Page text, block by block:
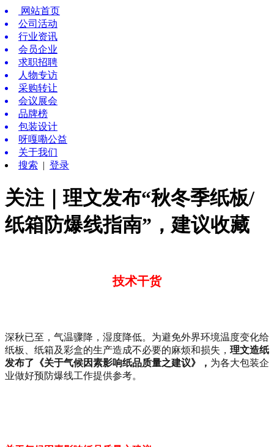
网站首页
公司活动
行业资讯
会员企业
求职招聘
人物专访
采购转让
会议展会
品牌榜
包装设计
呀嘎嘞公益
关于我们
搜索 | 登录
关注｜理文发布“秋冬季纸板/
纸箱防爆线指南”，建议收藏
技术干货
深秋已至，气温骤降，湿度降低。为避免外界环境温度变化给
纸板、纸箱及彩盒的生产造成不必要的麻烦和损失， 理文造纸
发布了《关于气候因素影响纸品质量之建议》， 为各大包装企
业做好预防爆线工作提供参考。